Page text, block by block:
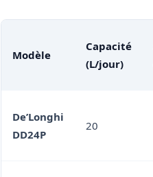
Modèle
Capacité
(L/jour)
De’Longhi
DD24P
20